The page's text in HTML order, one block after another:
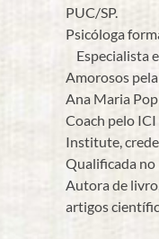
PUC/SP.
Psicóloga
Especialista
Amorosos
Ana Maria
Coach pelo
Institute,
Qualificada no
Autora de
artigos